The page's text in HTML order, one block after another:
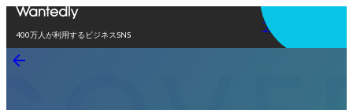
400万人が利用するビジネスSNS
アプリを使う